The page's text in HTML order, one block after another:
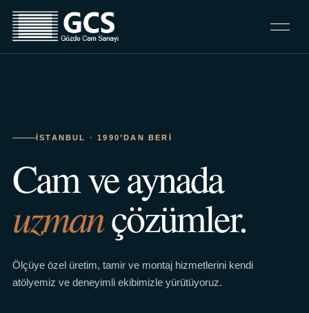
İSTANBUL · 1990’DAN BERI
Cam ve aynada
uzmançözümler.
Ölçüye özel üretim, tamir ve montaj hizmetlerini kendi
atölyemiz ve deneyimli ekibimizle yürütüyoruz.